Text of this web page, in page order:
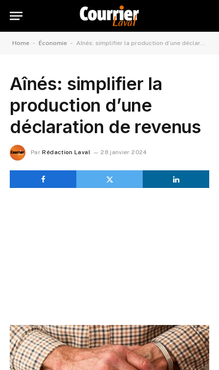
Home - Économie - Aînés: simplifier la production d’une déclaration de revenus
Aînés: simplifier la
production d’une
déclaration de revenus
Par Rédaction Laval 28 janvier 2024